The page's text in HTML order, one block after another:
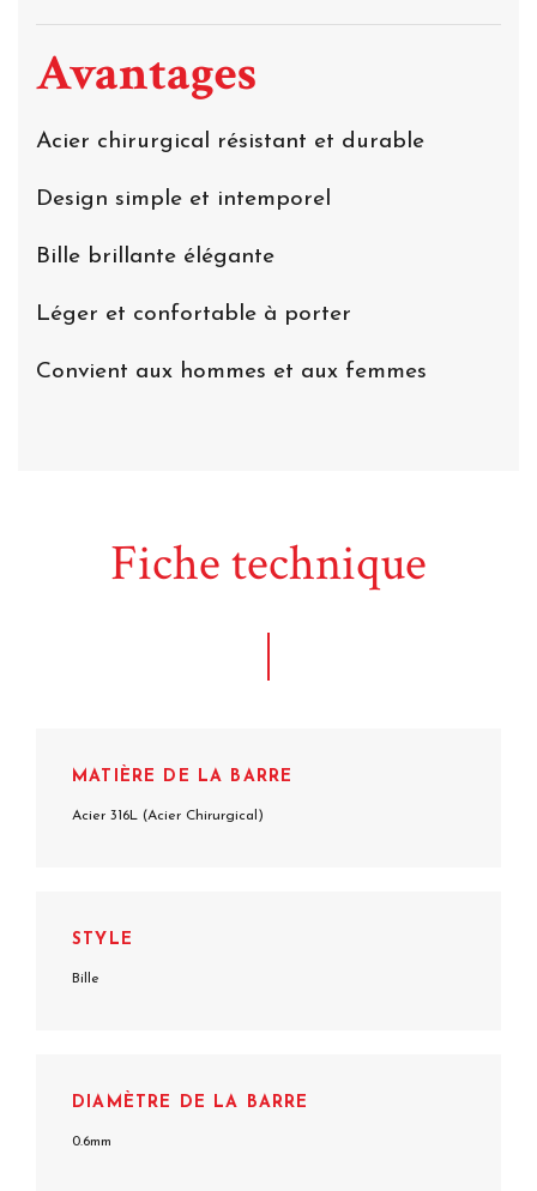
Avantages
Acier chirurgical résistant et durable
Design simple et intemporel
Bille brillante élégante
Léger et confortable à porter
Convient aux hommes et aux femmes
Fiche technique
MATIÈRE DE LA BARRE
Acier 316L (Acier Chirurgical)
STYLE
Bille
DIAMÈTRE DE LA BARRE
0.6mm